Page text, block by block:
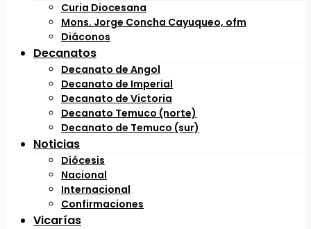
Curia Diocesana
Mons. Jorge Concha Cayuqueo, ofm
Diáconos
Decanatos
Decanato de Angol
Decanato de Imperial
Decanato de Victoria
Decanato Temuco (norte)
Decanato de Temuco (sur)
Noticias
Diócesis
Nacional
Internacional
Confirmaciones
Vicarías